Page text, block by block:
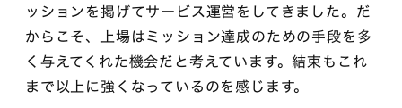
ッションを掲げてサービス運営をしてきました。だ
からこそ、上場はミッション達成のための手段を多
く与えてくれた機会だと考えています。結束もこれ
まで以上に強くなっているのを感じます。